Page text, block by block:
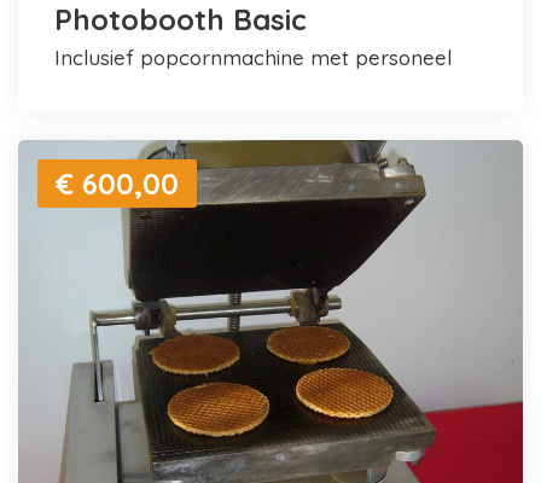
Photobooth Basic
inclusief popcornmachine met personeel
€ 600,00